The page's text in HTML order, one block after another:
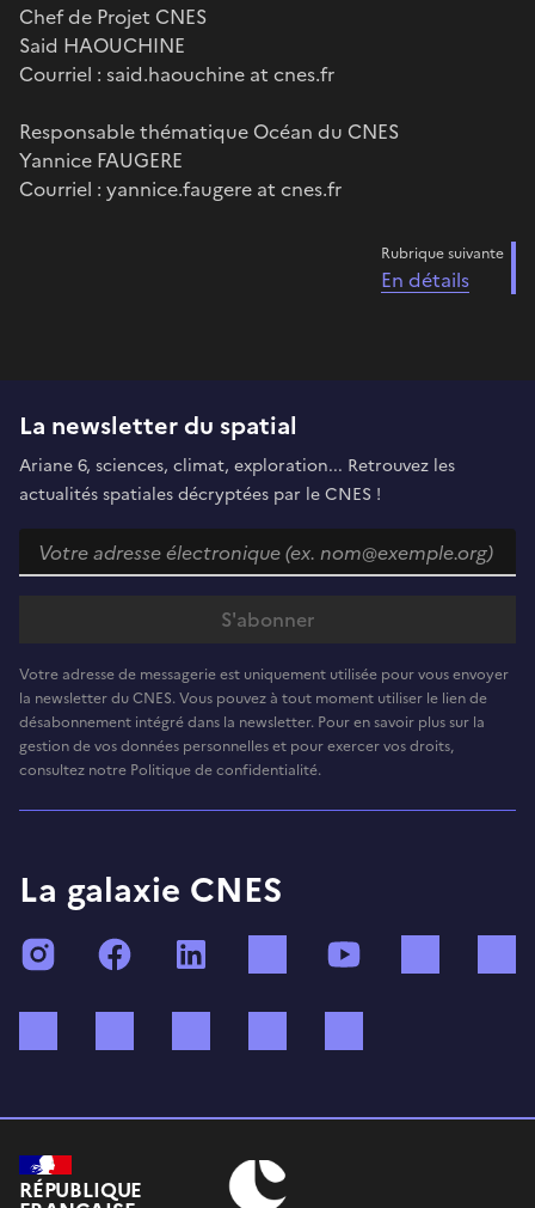
Chef de Projet CNES
Said HAOUCHINE
Courriel : said.haouchine at cnes.fr
Responsable thématique Océan du CNES
Yannice FAUGERE
Courriel : yannice.faugere at cnes.fr
Rubrique suivante
En détails
La newsletter du spatial
Ariane 6, sciences, climat, exploration... Retrouvez les
actualités spatiales décryptées par le CNES !
Votre adresse de messagerie est uniquement utilisée pour vous envoyer
la newsletter du CNES. Vous pouvez à tout moment utiliser le lien de
désabonnement intégré dans la newsletter. Pour en savoir plus sur la
gestion de vos données personnelles et pour exercer vos droits,
consultez notre Politique de confidentialité.
La galaxie CNES
InstagramFacebook TikTok
RÉPUBLIQUE